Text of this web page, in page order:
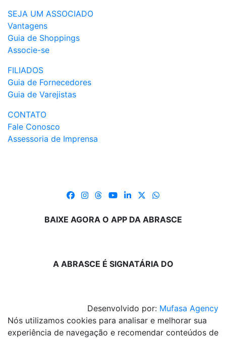
SEJA UM ASSOCIADO
Vantagens
Guia de Shoppings
Associe-se
FILIADOS
Guia de Fornecedores
Guia de Varejistas
CONTATO
Fale Conosco
Assessoria de Imprensa
BAIXE AGORA O APP DA ABRASCE
A ABRASCE É SIGNATÁRIA DO
Desenvolvido por: Mufasa Agency
Nós utilizamos cookies para analisar e melhorar sua
experiência de navegação e recomendar conteúdos de